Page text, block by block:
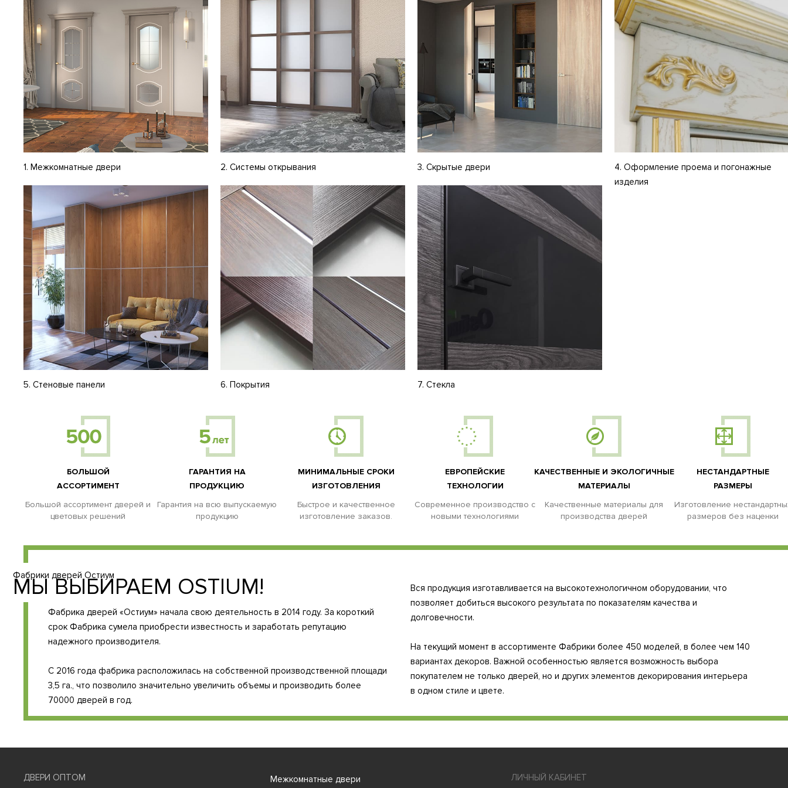
1. Межкомнатные двери 2. Системы открывания 3. Скрытые двери
4. Оформление проема и погонажные
изделия
5. Стеновые панели 6. Покрытия 7. Стекла
БОЛЬШОЙ
АССОРТИМЕНТ
Большой ассортимент дверей и
цветовых решений
ГАРАНТИЯ НА
ПРОДУКЦИЮ
Гарантия на всю выпускаемую
продукцию
МИНИМАЛЬНЫЕ СРОКИ
ИЗГОТОВЛЕНИЯ
Быстрое и качественное
изготовление заказов.
ЕВРОПЕЙСКИЕ
ТЕХНОЛОГИИ
Современное производство с
новыми технологиями
КАЧЕСТВЕННЫЕ И ЭКОЛОГИЧНЫЕ
МАТЕРИАЛЫ
Качественные материалы для
производства дверей
НЕСТАНДАРТНЫЕ
РАЗМЕРЫ
Изготовление
размеров без наценки
Фабрики дверей Остиум
МЫ ВЫБИРАЕМ OSTIUM!
Фабрика дверей «Остиум» начала свою деятельность в 2014 году. За короткий
срок Фабрика сумела приобрести известность и заработать репутацию
надежного производителя.
С 2016 года фабрика расположилась на собственной производственной площади
3,5 га., что позволило значительно увеличить объемы и производить более
70000 дверей в год.
Вся продукция изготавливается на высокотехнологичном оборудовании, что
позволяет добиться высокого результата по показателям качества и
долговечности.
На текущий момент в ассортименте Фабрики более 450 моделей, в более чем 140
вариантах декоров. Важной особенностью является возможность выбора
покупателем не только дверей, но и других элементов декорирования интерьера
в одном стиле и цвете.
ДВЕРИ ОПТОМ Межкомнатные двери ЛИЧНЫЙ КАБИНЕТ